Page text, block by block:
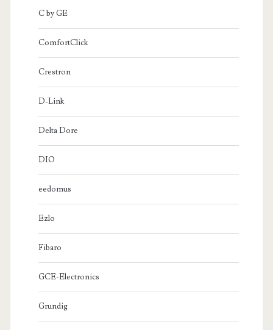
C by GE
ComfortClick
Crestron
D-Link
Delta Dore
DIO
eedomus
Ezlo
Fibaro
GCE-Electronics
Grundig